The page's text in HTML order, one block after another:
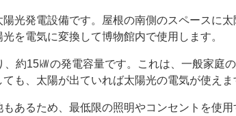
光発電設備です。屋根の南側のスペースに太
を電気に変換して博物館内で使用します。
約15㎾の発電容量です。これは、一般家庭
も、太陽が出ていれば太陽光の電気が使えま
あるため、最低限の照明やコンセントを使用